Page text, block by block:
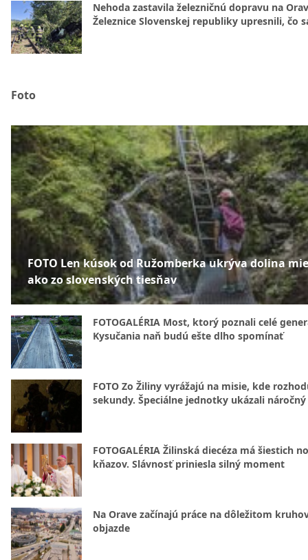
Nehoda zastavila železničnú dopravu na
Železnice Slovenskej republiky upresnili, čo
Foto
FOTO Len kúsok od Ružomberka ukrýva dolina
ako zo slovenských tiesňav
FOTOGALÉRIA Most, ktorý poznali celé
Kysučania naň budú ešte dlho spomínať
FOTO Zo Žiliny vyrážajú na misie, kde
sekundy. Špeciálne jednotky ukázali
FOTOGALÉRIA Žilinská diecéza má šiestich
kňazov. Slávnosť priniesla silný moment
Na Orave začínajú práce na dôležitom
objazde